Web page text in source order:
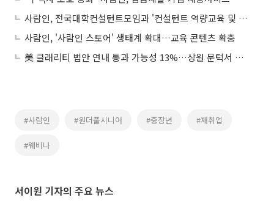
사람인, 전국대학컨설턴트모임과 '컨설턴트 역량교육 및 교류회' 개최
사람인, '사람인 스토어' 생태계 확대…교육 콘텐츠 확충
美 클래리티 법안 연내 통과 가능성 13%…상원 문턱서 제동
#사람인 #원더풀시니어 #중장년 #재취업
#웨비나
서이원 기자의 주요 뉴스